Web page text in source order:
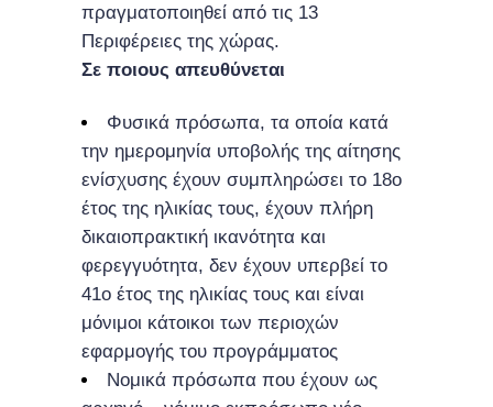
πραγματοποιηθεί από τις 13
Περιφέρειες της χώρας.
Σε ποιους απευθύνεται
Φυσικά πρόσωπα, τα οποία κατά
την ημερομηνία υποβολής της αίτησης
ενίσχυσης έχουν συμπληρώσει το 18ο
έτος της ηλικίας τους, έχουν πλήρη
δικαιοπρακτική ικανότητα και
φερεγγυότητα, δεν έχουν υπερβεί το
41ο έτος της ηλικίας τους και είναι
μόνιμοι κάτοικοι των περιοχών
εφαρμογής του προγράμματος
Νομικά πρόσωπα που έχουν ως